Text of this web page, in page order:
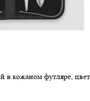
кожаном футляре,